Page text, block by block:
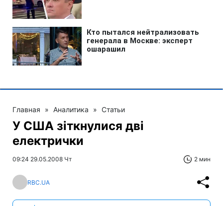
Главная » Аналитика » Статьи
У США зіткнулися дві
електрички
09:24 29.05.2008 Чт 2 мин
RBC.UA